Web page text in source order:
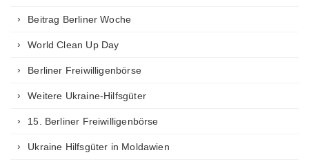
Beitrag Berliner Woche
World Clean Up Day
Berliner Freiwilligenbörse
Weitere Ukraine-Hilfsgüter
15. Berliner Freiwilligenbörse
Ukraine Hilfsgüter in Moldawien